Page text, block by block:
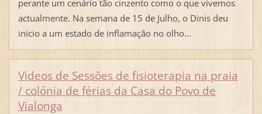
perante um cenário tão cinzento como o que vivemos
actualmente. Na semana de 15 de Julho, o Dinis deu
inicio a um estado de inflamação no olho...
Videos de Sessões de fisioterapia na praia
/ colónia de férias da Casa do Povo de
Vialonga